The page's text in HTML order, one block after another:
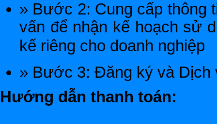
» Bước 2: Cung cấp thông
vấn để nhận kế hoạch sử
kế riêng cho doanh nghiệp
» Bước 3: Đăng ký và Dịch
Hướng dẫn thanh toán: